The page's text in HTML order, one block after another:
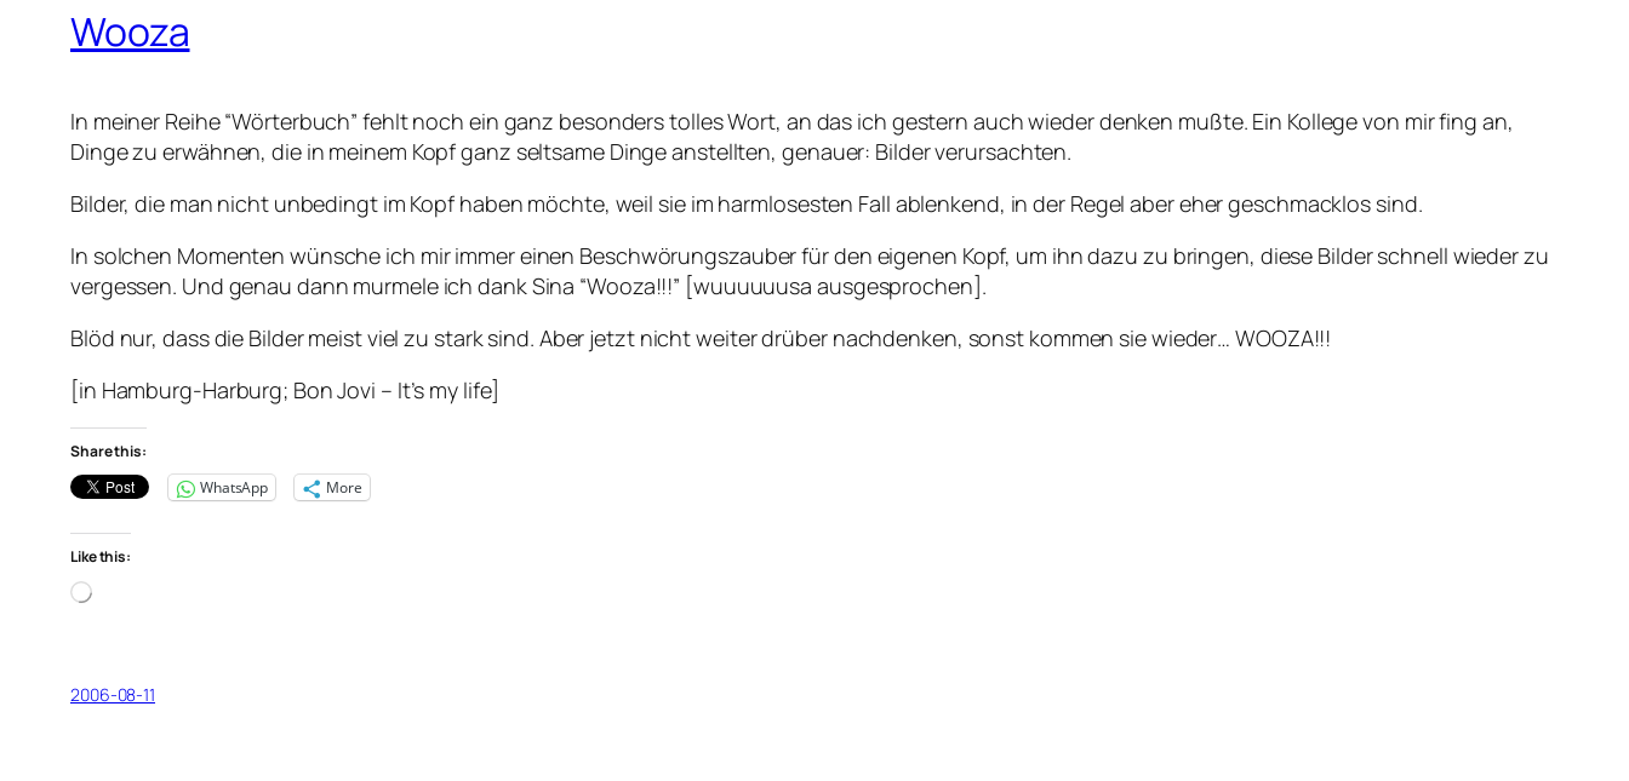
Wooza
In meiner Reihe “Wörterbuch” fehlt noch ein ganz besonders tolles Wort, an das ich gestern auch wieder denken mußte. Ein Kollege von mir fing an,
Dinge zu erwähnen, die in meinem Kopf ganz seltsame Dinge anstellten, genauer: Bilder verursachten.
Bilder, die man nicht unbedingt im Kopf haben möchte, weil sie im harmlosesten Fall ablenkend, in der Regel aber eher geschmacklos sind.
In solchen Momenten wünsche ich mir immer einen Beschwörungszauber für den eigenen Kopf, um ihn dazu zu bringen, diese Bilder schnell wieder zu
vergessen. Und genau dann murmele ich dank Sina “Wooza!!!” [wuuuuuusa ausgesprochen].
Blöd nur, dass die Bilder meist viel zu stark sind. Aber jetzt nicht weiter drüber nachdenken, sonst kommen sie wieder… WOOZA!!!
[in Hamburg-Harburg; Bon Jovi – It’s my life]
Share this:
WhatsApp
More
Like this:
Loading…
2006-08-11